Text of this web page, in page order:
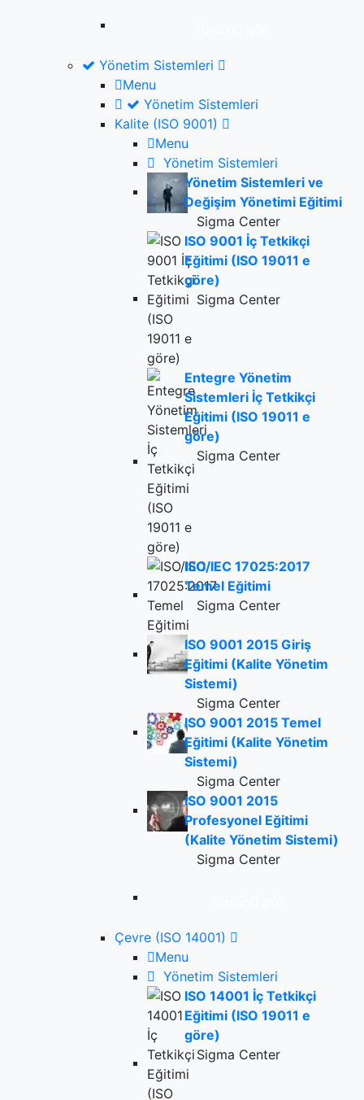
Yönetim Sistemleri
Menu
Yönetim Sistemleri
Kalite (ISO 9001)
Menu
Yönetim Sistemleri
Yönetim Sistemleri ve
Değişim Yönetimi Eğitimi
Sigma Center
ISO 9001 İç Tetkikçi
Eğitimi (ISO 19011 e
göre)
Sigma Center
Entegre Yönetim
Sistemleri İç Tetkikçi
Eğitimi (ISO 19011 e
göre)
Sigma Center
ISO/IEC 17025:2017
Temel Eğitimi
Sigma Center
ISO 9001 2015 Giriş
Eğitimi (Kalite Yönetim
Sistemi)
Sigma Center
ISO 9001 2015 Temel
Eğitimi (Kalite Yönetim
Sistemi)
Sigma Center
ISO 9001 2015
Profesyonel Eğitimi
(Kalite Yönetim Sistemi)
Sigma Center
Çevre (ISO 14001)
Menu
Yönetim Sistemleri
ISO 14001 İç Tetkikçi
Eğitimi (ISO 19011 e
göre)
Sigma Center